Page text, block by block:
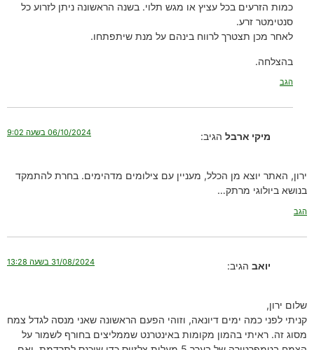
כמות הזרעים בכל עציץ או מגש תלוי. בשנה הראשונה ניתן לזרוע כל
סנטימטר זרע.
לאחר מכן תצטרך לרווח בינהם על מנת שיתפתחו.
בהצלחה.
הגב
מיקי ארבל הגיב: 06/10/2024 בשעה 9:02
ירון, האתר יוצא מן הכלל, מעניין עם צילומים מדהימים. בחרת להתמקד
בנושא ביולוגי מרתק…
הגב
יואב הגיב: 31/08/2024 בשעה 13:28
שלום ירון,
קניתי לפני כמה ימים דיונאה, וזוהי הפעם הראשונה שאני מנסה לגדל צמח
מסוג זה. ראיתי בהמון מקומות באינטרנט שממליצים בחורף לשמור על